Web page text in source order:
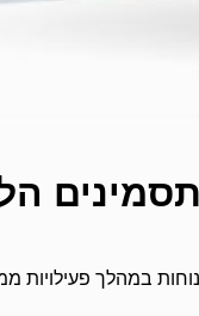
במהלך פעילויות